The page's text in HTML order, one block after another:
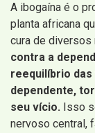
A ibogaína é o
planta africana
cura de diversos
contra a
reequilíbrio
dependente,
seu vício. Isso
nervoso central,